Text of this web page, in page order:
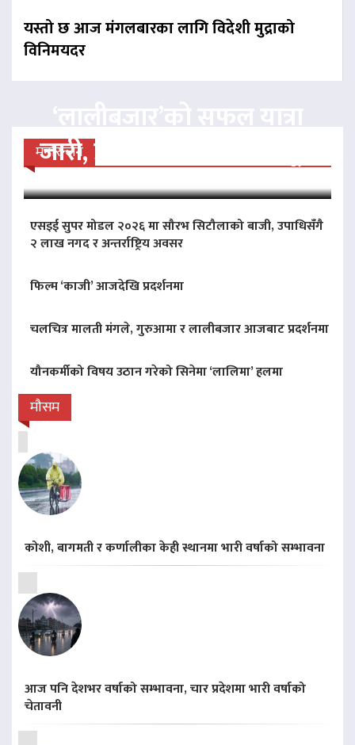
यस्तो छ आज मंगलबारका लागि विदेशी मुद्राको
विनिमयदर
मनोरन्जन
जारी, प्रदर्शनको ५१औँ दिन पूरा
एसइई सुपर मोडल २०२६ मा सौरभ सिटौलाको बाजी, उपाधिसँगै
२ लाख नगद र अन्तर्राष्ट्रिय अवसर
फिल्म ‘काजी’ आजदेखि प्रदर्शनमा
चलचित्र मालती मंगले, गुरुआमा र लालीबजार आजबाट प्रदर्शनमा
यौनकर्मीको विषय उठान गरेको सिनेमा ‘लालिमा’ हलमा
मौसम
कोशी, बागमती र कर्णालीका केही स्थानमा भारी वर्षाको सम्भावना
आज पनि देशभर वर्षाको सम्भावना, चार प्रदेशमा भारी वर्षाको
चेतावनी